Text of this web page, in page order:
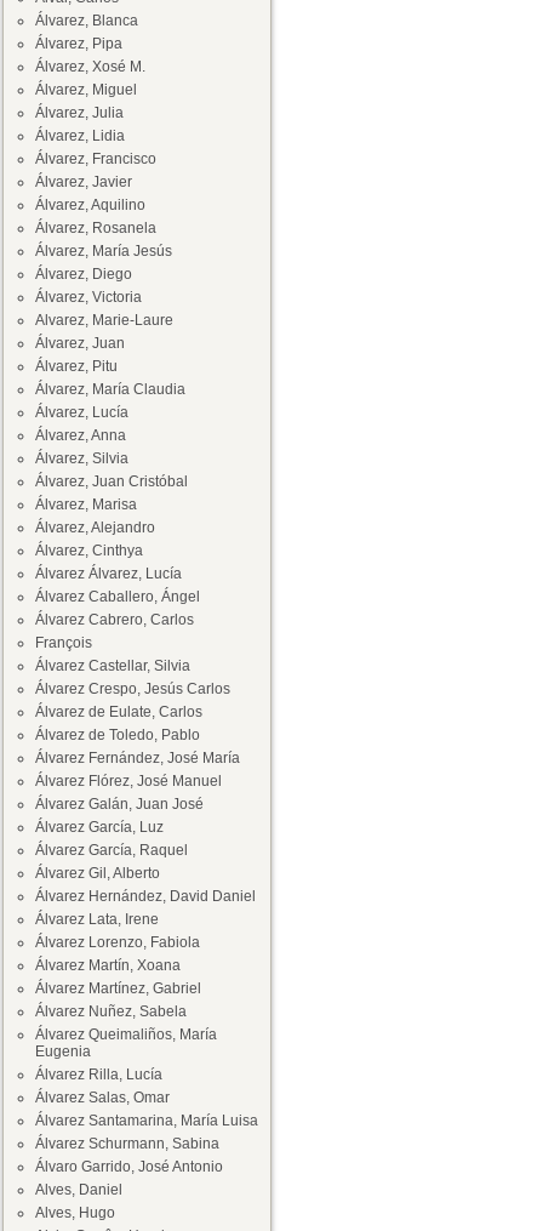
Álvarez, Blanca
Álvarez, Pipa
Álvarez, Xosé M.
Álvarez, Miguel
Álvarez, Julia
Álvarez, Lidia
Álvarez, Francisco
Álvarez, Javier
Álvarez, Aquilino
Álvarez, Rosanela
Álvarez, María Jesús
Álvarez, Diego
Álvarez, Victoria
Alvarez, Marie-Laure
Álvarez, Juan
Álvarez, Pitu
Álvarez, María Claudia
Álvarez, Lucía
Álvarez, Anna
Álvarez, Silvia
Álvarez, Juan Cristóbal
Álvarez, Marisa
Álvarez, Alejandro
Álvarez, Cinthya
Álvarez Álvarez, Lucía
Álvarez Caballero, Ángel
Álvarez Cabrero, Carlos
François
Álvarez Castellar, Silvia
Álvarez Crespo, Jesús Carlos
Álvarez de Eulate, Carlos
Álvarez de Toledo, Pablo
Álvarez Fernández, José María
Álvarez Flórez, José Manuel
Álvarez Galán, Juan José
Álvarez García, Luz
Álvarez García, Raquel
Álvarez Gil, Alberto
Álvarez Hernández, David Daniel
Álvarez Lata, Irene
Álvarez Lorenzo, Fabiola
Álvarez Martín, Xoana
Álvarez Martínez, Gabriel
Álvarez Nuñez, Sabela
Álvarez Queimaliños, María
Eugenia
Álvarez Rilla, Lucía
Álvarez Salas, Omar
Álvarez Santamarina, María Luisa
Álvarez Schurmann, Sabina
Álvaro Garrido, José Antonio
Alves, Daniel
Alves, Hugo